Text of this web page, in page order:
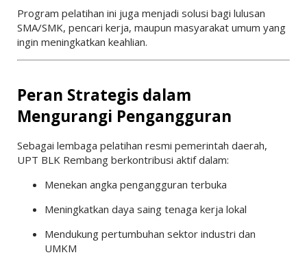
Program pelatihan ini juga menjadi solusi bagi lulusan
SMA/SMK, pencari kerja, maupun masyarakat umum yang
ingin meningkatkan keahlian.
Peran Strategis dalam
Mengurangi Pengangguran
Sebagai lembaga pelatihan resmi pemerintah daerah,
UPT BLK Rembang berkontribusi aktif dalam:
Menekan angka pengangguran terbuka
Meningkatkan daya saing tenaga kerja lokal
Mendukung pertumbuhan sektor industri dan
UMKM